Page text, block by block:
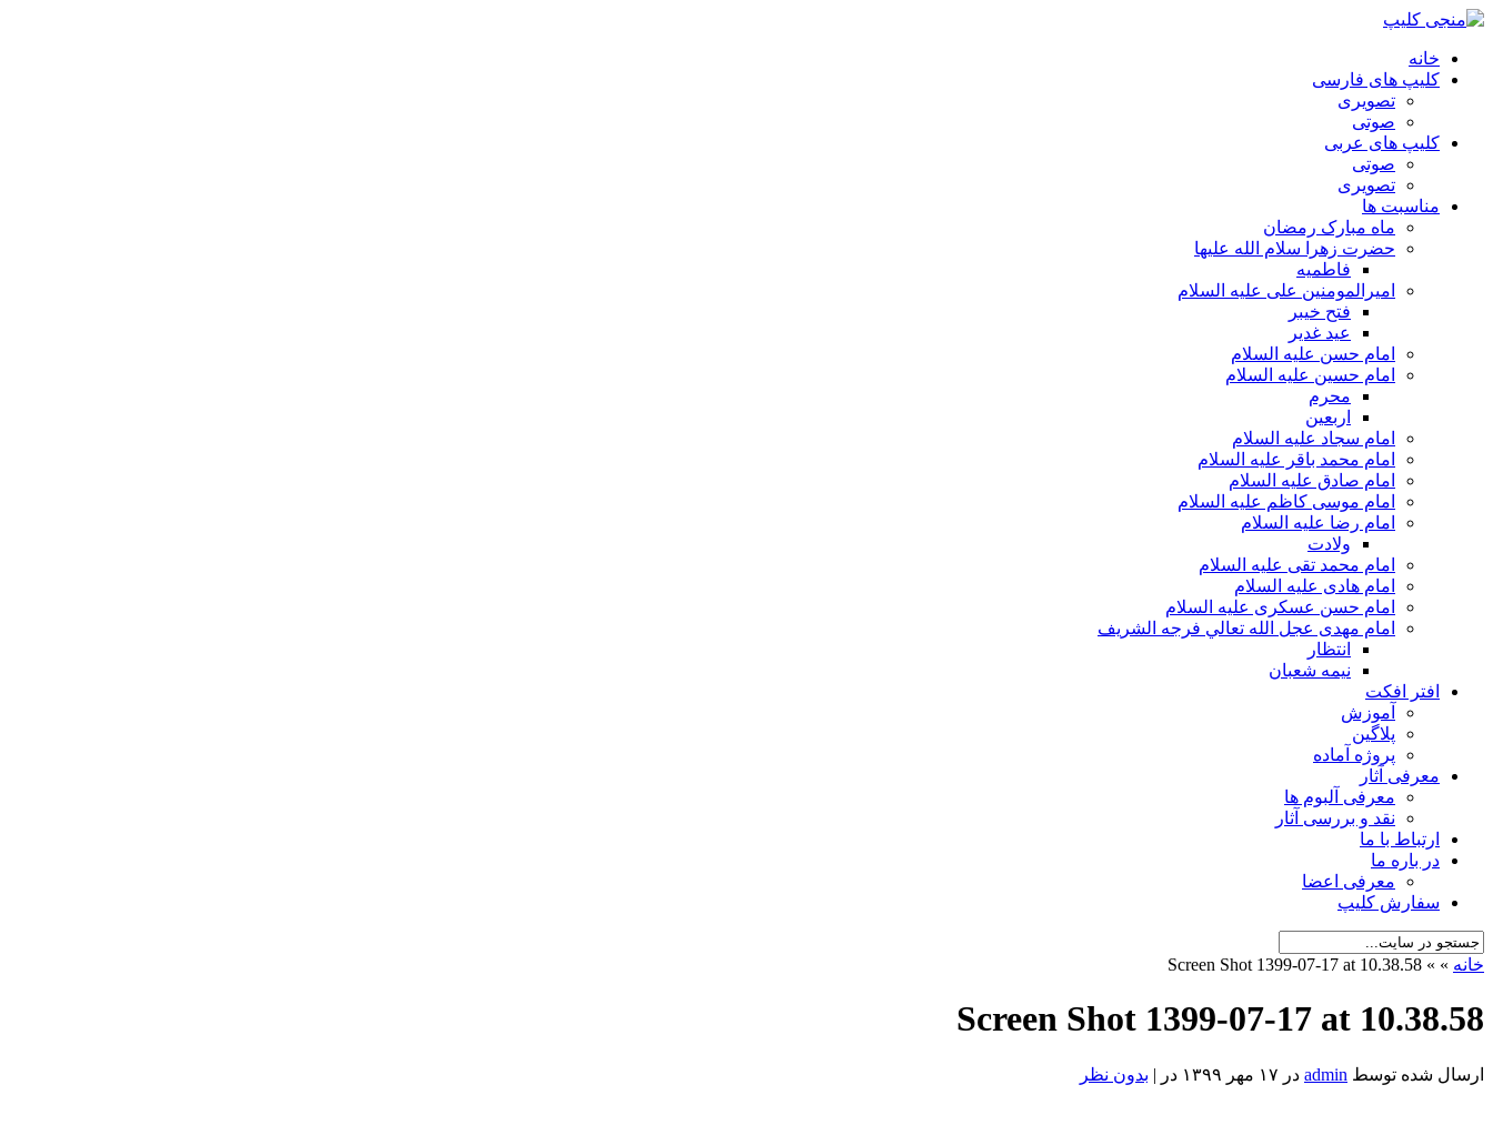
خانه
کلیپ های فارسی
تصویری
صوتی
کلیپ های عربی
صوتی
تصویری
مناسبت ها
ماه مبارک رمضان
حضرت زهرا سلام الله علیها
فاطمیه
امیرالمومنین علی علیه السلام
فتح خیبر
عید غدیر
امام حسن علیه السلام
امام حسین علیه السلام
محرم
اربعین
امام سجاد علیه السلام
امام محمد باقر علیه السلام
امام صادق علیه السلام
امام موسی کاظم علیه السلام
امام رضا علیه السلام
ولادت
امام محمد تقی علیه السلام
امام هادی علیه السلام
امام حسن عسکری علیه السلام
امام مهدی عجل الله تعالي فرجه الشريف
انتظار
نیمه شعبان
افتر افکت
آموزش
پلاگین
پروژه آماده
معرفی آثار
معرفی آلبوم ها
نقد و بررسی آثار
ارتباط با ما
در باره ما
معرفی اعضا
سفارش کلیپ
خانه »
»
Screen Shot 1399-07-17 at 10.38.58
ارسال شده توسط admin در ۱۷ مهر ۱۳۹۹ در |
بدون نظر